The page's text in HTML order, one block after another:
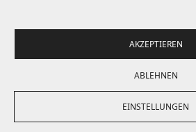
AKZEPTIEREN
ABLEHNEN
EINSTELLUNGEN
Telefon Shop